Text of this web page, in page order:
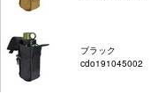
ブラック
cdo191045002